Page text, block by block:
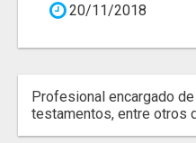
20/11/2018
Profesional encargado
testamentos, entre otros